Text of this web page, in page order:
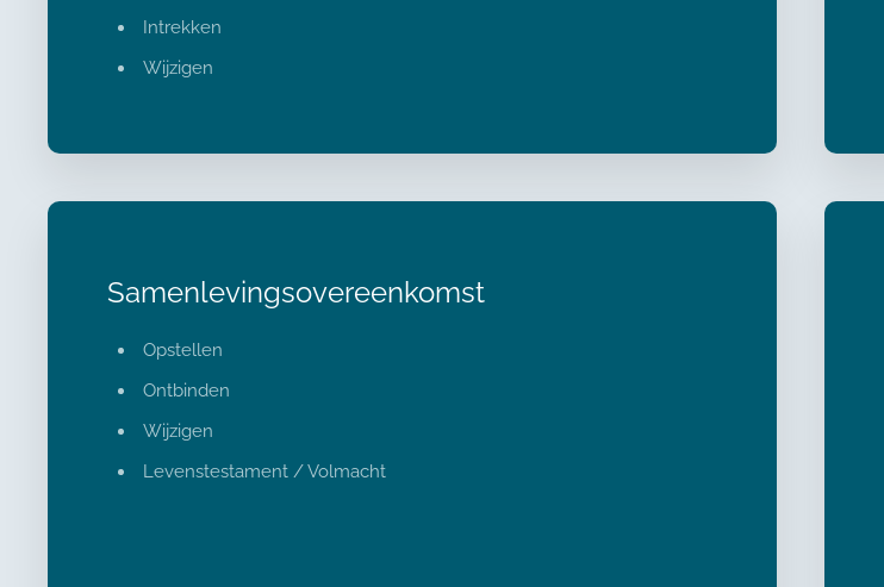
Intrekken
Wijzigen
Samenlevingsovereenkomst
Opstellen
Ontbinden
Wijzigen
Levenstestament / Volmacht